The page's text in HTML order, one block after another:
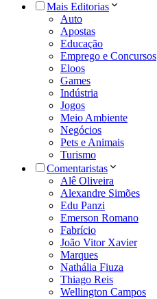
Mais Editorias
Auto
Apostas
Educação
Emprego e Concursos
Eloos
Games
Indústria
Jogos
Meio Ambiente
Negócios
Pets e Animais
Turismo
Comentaristas
Alê Oliveira
Alexandre Simões
Edu Panzi
Emerson Romano
Fabrício
João Vitor Xavier
Marques
Nathália Fiuza
Thiago Reis
Wellington Campos